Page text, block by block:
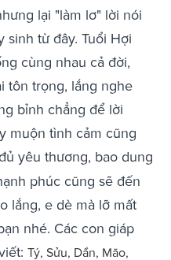
lại "làm lơ" lời nói
sinh từ đây. Tuổi Hợi
cùng nhau cả đời,
tôn trọng, lắng nghe
bỉnh chẳng để lời
muộn tình cảm cũng
yêu thương, bao dung
phúc cũng sẽ đến
lắng, e dè mà lỡ mất
nhé. Các con giáp
Tý, Sửu, Dần, Mão,